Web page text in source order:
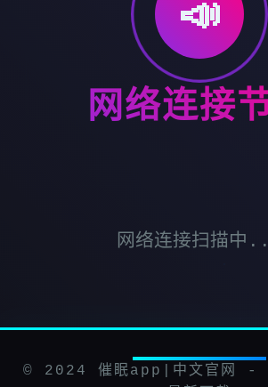
📣
网络连接
网络连接扫描中
© 2024 催眠app|中文官网 -